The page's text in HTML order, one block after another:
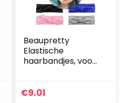
Beaupretty
Elastische
haarbandjes, voor
oranje + roze +
€9.01